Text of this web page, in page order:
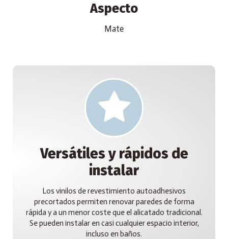
Aspecto
Mate
Versátiles y rápidos de
instalar
Los vinilos de revestimiento autoadhesivos
precortados permiten renovar paredes de forma
rápida y a un menor coste que el alicatado tradicional.
Se pueden instalar en casi cualquier espacio interior,
incluso en baños.